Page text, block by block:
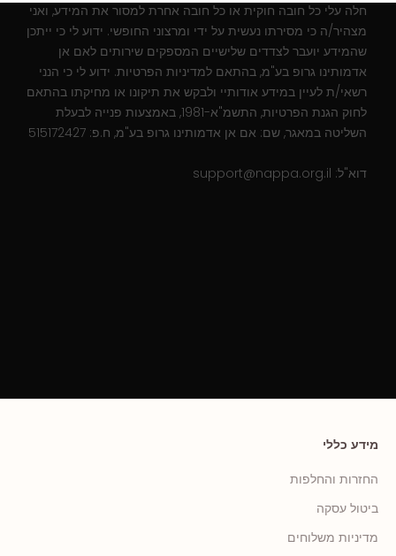
חלה עלי כל חובה חוקית או כל חובה אחרת למסור את המידע, ואני
מצהיר/ה כי מסירתו נעשית על ידי ומרצוני החופשי. ידוע לי כי ייתכן
שהמידע יועבר לצדדים שלישיים המספקים שירותים לאם אן
אדמותינו גרופ בע"מ, בהתאם למדיניות הפרטיות. ידוע לי כי הנני
רשאי/ת לעיין במידע אודותיי ולבקש את תיקונו או מחיקתו בהתאם
לחוק הגנת הפרטיות, התשמ"א-1981, באמצעות פנייה לבעלת
השליטה במאגר, שם: אם אן אדמותינו גרופ בע"מ, ח.פ: 515172427
דוא"ל: support@nappa.org.il
מידע כללי
החזרות והחלפות
ביטול עסקה
מדיניות משלוחים